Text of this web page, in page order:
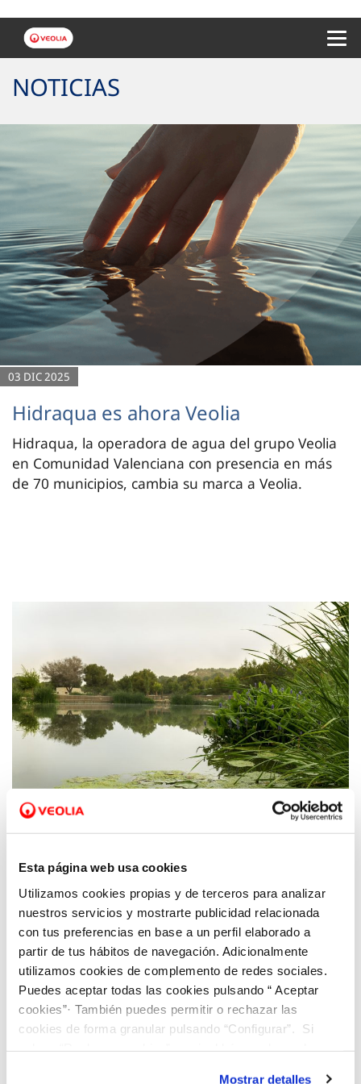
Esta página web usa cookies
Utilizamos cookies propias y de terceros para analizar
nuestros servicios y mostrarte publicidad relacionada
con tus preferencias en base a un perfil elaborado a
partir de tus hábitos de navegación. Adicionalmente
utilizamos cookies de complemento de redes sociales.
Puedes aceptar todas las cookies pulsando “ Aceptar
cookies”· También puedes permitir o rechazar las
cookies de forma granular pulsando “Configurar”. Si
Mostrar detalles
NOTICIAS
03 DIC 2025
Hidraqua es ahora Veolia
Hidraqua, la operadora de agua del grupo Veolia
en Comunidad Valenciana con presencia en más
de 70 municipios, cambia su marca a Veolia.
22 MAR 2023
Hidraqua y sus empresas participadas
destinan un 88% de agua reutilizada para
uso agrícola y un 7,5% para el entorno
ambiental